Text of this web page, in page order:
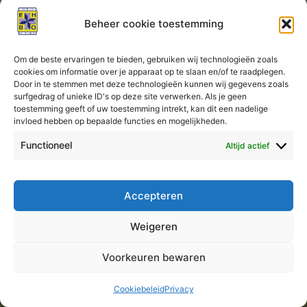
Beheer cookie toestemming
Om de beste ervaringen te bieden, gebruiken wij technologieën zoals
cookies om informatie over je apparaat op te slaan en/of te raadplegen.
Door in te stemmen met deze technologieën kunnen wij gegevens zoals
surfgedrag of unieke ID's op deze site verwerken. Als je geen
toestemming geeft of uw toestemming intrekt, kan dit een nadelige
invloed hebben op bepaalde functies en mogelijkheden.
Functioneel Altijd actief
Accepteren
Weigeren
Voorkeuren bewaren
CookiebeleidPrivacy
Reserveringen
Er kunnen geen reserveringen meer worden geplaatst
voor deze les.
Auteursrecht © 2026 KNV EHBO Almere